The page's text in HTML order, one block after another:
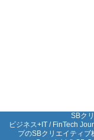
SBク
ビジネス+IT / FinTech
プのSBクリエイティブ